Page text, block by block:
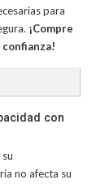
para
¡Compre
con
no afecta su